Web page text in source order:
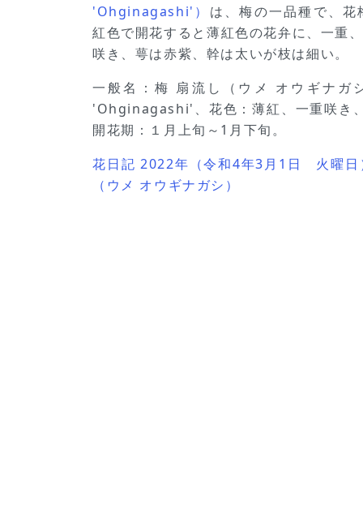
'Ohginagashi'） は、梅の一品種で、
紅色で開花すると薄紅色の花弁に、一重
咲き、萼は赤紫、幹は太いが枝は細い。
一般名：梅 扇流し（ウメ オウギナ
'Ohginagashi'、花色：薄紅、一重咲き
開花期：１月上旬～1月下旬。
花日記 2022年（令和4年3月1日 火曜日
（ウメ オウギナガシ）